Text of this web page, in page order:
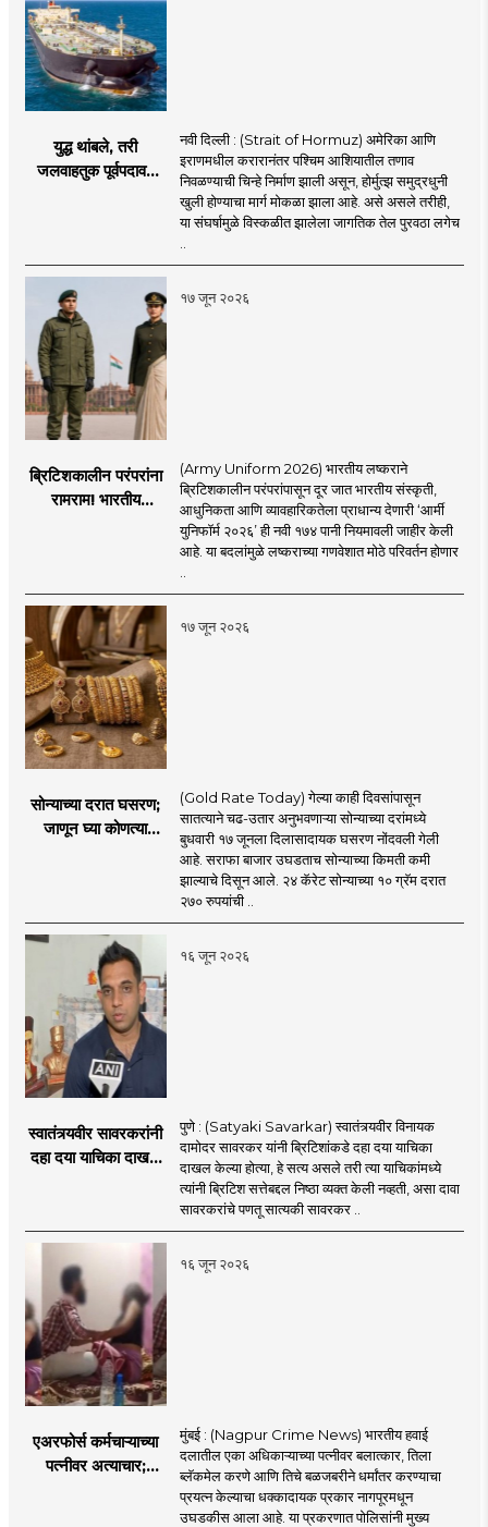
युद्ध थांबले, तरी
जलवाहतुक पूर्वपदावर
चिंता.
नवी दिल्ली : (Strait of Hormuz) अमेरिका आणि
इराणमधील करारानंतर पश्चिम आशियातील तणाव
निवळण्याची चिन्हे निर्माण झाली असून, होर्मुत्झ समुद्रधुनी
खुली होण्याचा मार्ग मोकळा झाला आहे. असे असले तरीही,
या संघर्षामुळे विस्कळीत झालेला जागतिक तेल पुरवठा लगेच
१७ जून २०२६
ब्रिटिशकालीन परंपरांना
रामराम! भारतीय
(Army Uniform 2026) भारतीय लष्कराने
ब्रिटिशकालीन परंपरांपासून दूर जात भारतीय संस्कृती,
आधुनिकता आणि व्यावहारिकतेला प्राधान्य देणारी ‘आर्मी
युनिफॉर्म २०२६’ ही नवी १७४ पानी नियमावली जाहीर केली
आहे. या बदलांमुळे लष्कराच्या गणवेशात मोठे परिवर्तन होणार
१७ जून २०२६
सोन्याच्या दरात घसरण;
जाणून घ्या कोणत्या
(Gold Rate Today) गेल्या काही दिवसांपासून
सातत्याने चढ-उतार अनुभवणाऱ्या सोन्याच्या दरांमध्ये
बुधवारी १७ जूनला दिलासादायक घसरण नोंदवली गेली
आहे. सराफा बाजार उघडताच सोन्याच्या किमती कमी
झाल्याचे दिसून आले. २४ कॅरेट सोन्याच्या १० ग्रॅम दरात
२७० रुपयांची ..
१६ जून २०२६
स्वातंत्र्यवीर सावरकरांनी
दहा दया याचिका दाखल
निष्ठा व्यक्त केली नाही’!
पणतू सात्यकी सावरकर
यांनी न्यायालयात सादर
केला दावा
पुणे : (Satyaki Savarkar) स्वातंत्र्यवीर विनायक
दामोदर सावरकर यांनी ब्रिटिशांकडे दहा दया याचिका
दाखल केल्या होत्या, हे सत्य असले तरी त्या याचिकांमध्ये
त्यांनी ब्रिटिश सत्तेबद्दल निष्ठा व्यक्त केली नव्हती, असा दावा
सावरकरांचे पणतू सात्यकी सावरकर ..
१६ जून २०२६
एअरफोर्स कर्मचाऱ्याच्या
पत्नीवर अत्याचार;
मुंबई : (Nagpur Crime News) भारतीय हवाई
दलातील एका अधिकाऱ्याच्या पत्नीवर बलात्कार, तिला
ब्लॅकमेल करणे आणि तिचे बळजबरीने धर्मांतर करण्याचा
प्रयत्न केल्याचा धक्कादायक प्रकार नागपूरमधून
उघडकीस आला आहे. या प्रकरणात पोलिसांनी मुख्य